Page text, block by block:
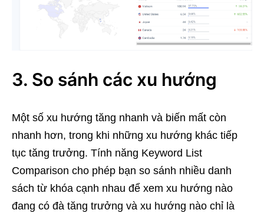
3. So sánh các xu hướng
Một số xu hướng tăng nhanh và biến mất còn
nhanh hơn, trong khi những xu hướng khác tiếp
tục tăng trưởng. Tính năng Keyword List
Comparison cho phép bạn so sánh nhiều danh
sách từ khóa cạnh nhau để xem xu hướng nào
đang có đà tăng trưởng và xu hướng nào chỉ là